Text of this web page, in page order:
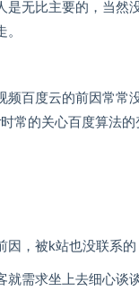
，当然没
。
度云的前因常常没有可
时常的关心百度算法
，被k站也没联系的
上去细心谈谈